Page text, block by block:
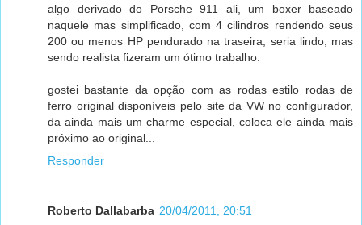
algo derivado do Porsche 911 ali, um boxer baseado
naquele mas simplificado, com 4 cilindros rendendo seus
200 ou menos HP pendurado na traseira, seria lindo, mas
sendo realista fizeram um ótimo trabalho.
gostei bastante da opção com as rodas estilo rodas de
ferro original disponíveis pelo site da VW no configurador,
da ainda mais um charme especial, coloca ele ainda mais
próximo ao original...
Responder
Roberto Dallabarba 20/04/2011, 20:51